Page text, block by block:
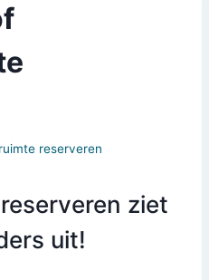
reserveren
ziet
uit!